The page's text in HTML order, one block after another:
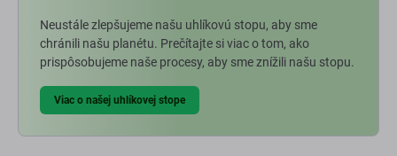
Neustále zlepšujeme našu uhlíkovú stopu, aby sme
chránili našu planétu. Prečítajte si viac o tom, ako
prispôsobujeme naše procesy, aby sme znížili našu stopu.
Viac o našej uhlíkovej stope